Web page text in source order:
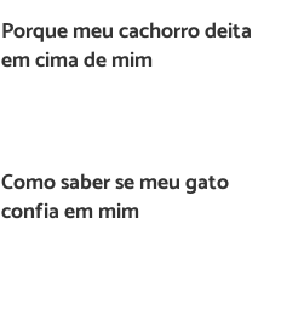
Porque meu cachorro deita
em cima de mim
Como saber se meu gato
confia em mim